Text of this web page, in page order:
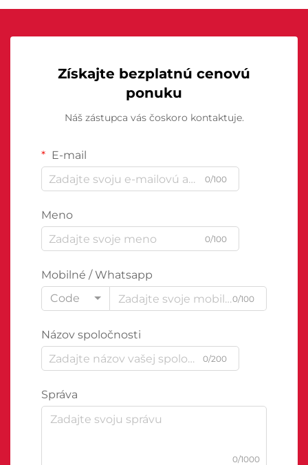
Získajte bezplatnú cenovú
ponuku
Náš zástupca vás čoskoro kontaktuje.
E-mail
0/100
Meno
0/100
Mobilné / Whatsapp
Code
0/100
Názov spoločnosti
0/200
Správa
0/1000